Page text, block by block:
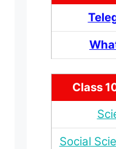
Class
Social